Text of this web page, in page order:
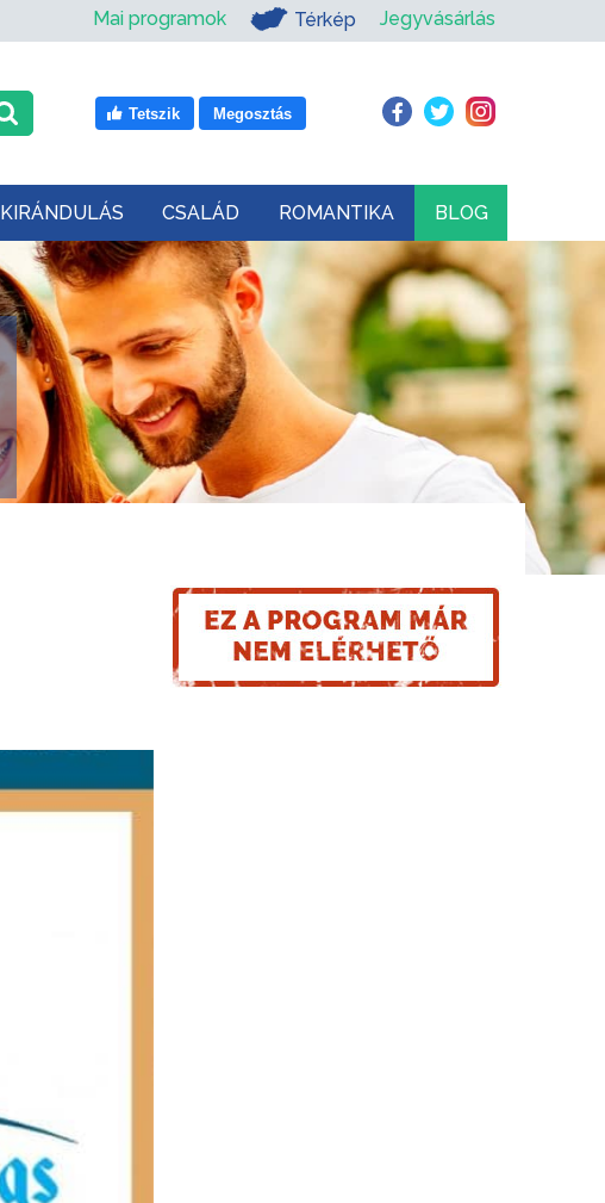
Mai programok Térkép Jegyvásárlás
Tetszik Megosztás
KIRÁNDULÁS CSALÁD ROMANTIKA BLOG